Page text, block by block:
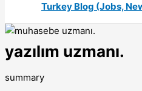
Turkey Blog (Jobs,
yazılım uzmanı.
summary